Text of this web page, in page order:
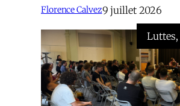
Florence Calvez9 juillet 2026
Luttes,